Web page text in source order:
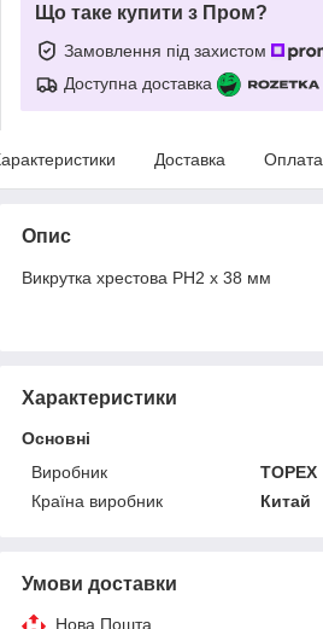
Що таке купити з Пром?
Замовлення під захистом
Доступна доставка
Доставка Оплата
Опис
Викрутка хрестова PH2 x 38 мм
Характеристики
Основні
Виробник
TOPEX
Країна виробник
Китай
Умови доставки
Нова Пошта